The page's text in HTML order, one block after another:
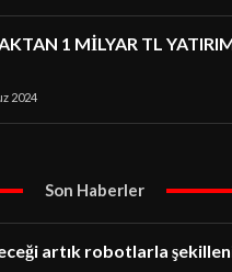
1 MİLYAR TL
2024
Son Haberler
artık robotlarla